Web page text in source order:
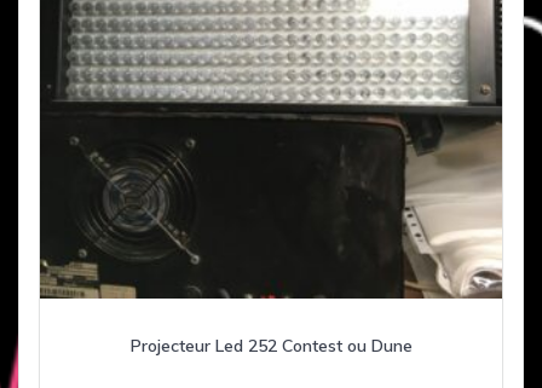
Projecteur Led 252 Contest ou Dune